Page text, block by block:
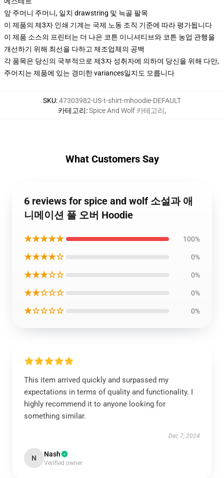
앞 주머니 주머니, 일치 drawstring 및 늑골 팔목
이 제품의 제3자 인쇄 기계는 국제 노동 조직 기준에 따라 평가됩니다
이 제품 소스의 프린터는 더 나은 코튼 이니셔티브와 코튼 농업 관행을
개선하기 위해 최선을 다하고 제조업체의 공백
각 품목은 당신의 국부적으로 제3자 성취자에 의하여 당신을 위해 다만,
주어지는 제품에 있는 경미한 variances일지도 모릅니다
SKU:47303982-US-t-shirt-mhoodie-DEFAULT
카테고리:Spice And Wolf 카테고리,
What Customers Say
6 reviews for spice and wolf 소설과 애
니메이션 풀 오버 Hoodie
★★★★★ 100%
★★★★☆ 0%
★★★☆☆ 0%
★★☆☆☆ 0%
★☆☆☆☆ 0%
This item arrived quickly and surpassed my
expectations in terms of quality and functionality. I
highly recommend it to anyone looking for
something similar.
Dec 7, 2024
N Nash
Verified owner